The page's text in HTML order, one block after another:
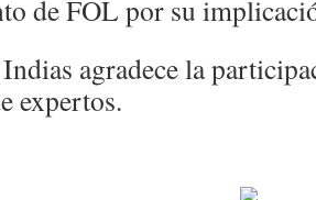
de FOL por su
agradece la
expertos.